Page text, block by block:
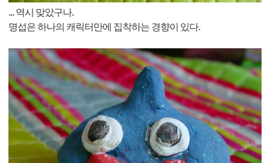
... 역시 맞았구나.
명섭은 하나의 캐릭터만에 집착하는 경향이 있다.